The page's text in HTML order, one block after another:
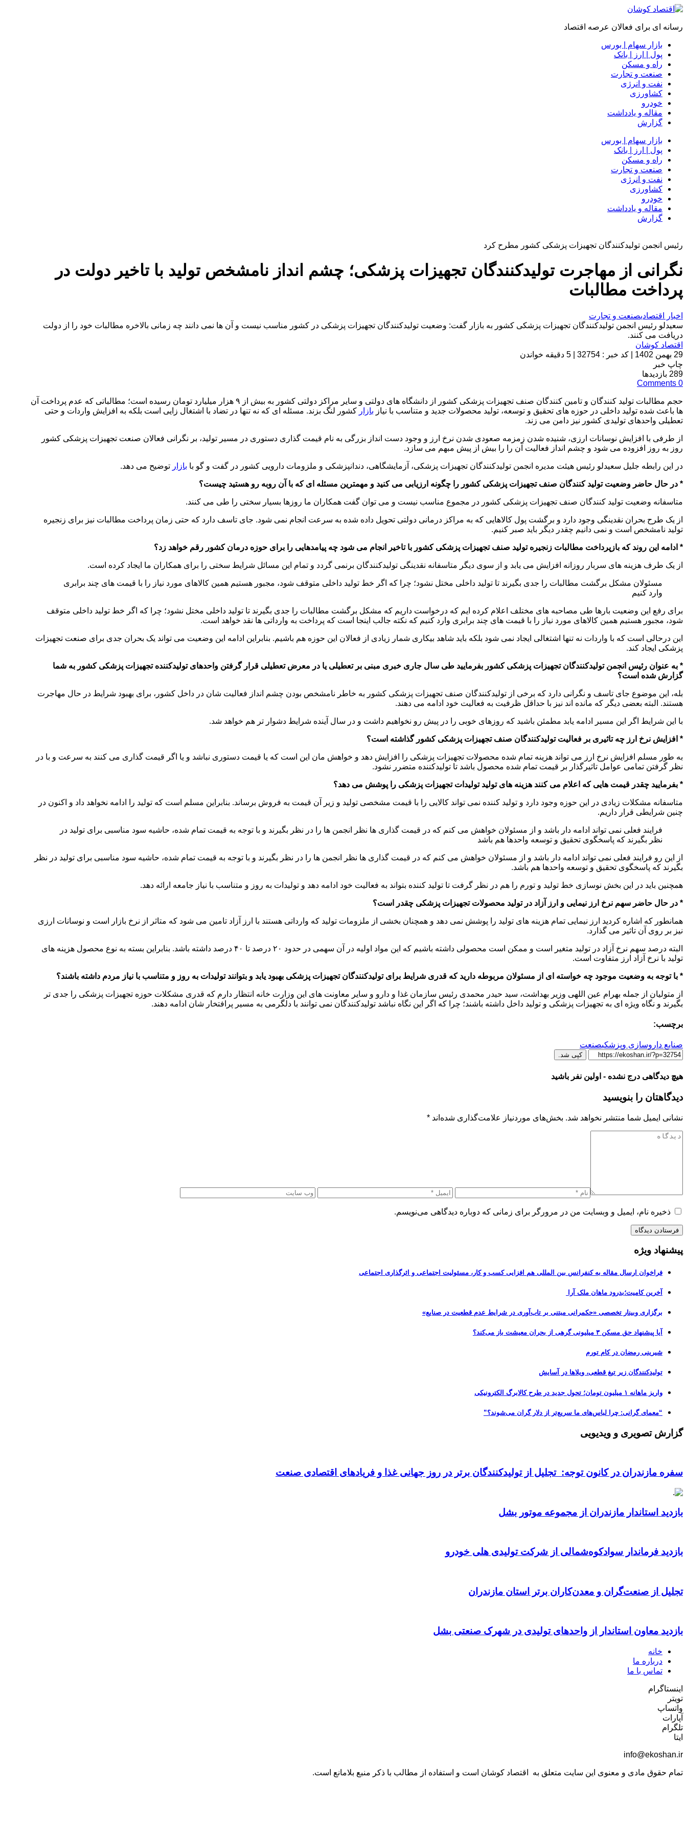
رسانه ای برای فعالان عرصه اقتصاد
بازار سهام | بورس
پول | ارز | بانک
راه و مسکن
صنعت و تجارت
نفت و انرژی
کشاورزی
خودرو
مقاله و یادداشت
گزارش
بازار سهام | بورس
پول | ارز | بانک
راه و مسکن
صنعت و تجارت
نفت و انرژی
کشاورزی
خودرو
مقاله و یادداشت
گزارش
رئیس انجمن تولیدکنندگان تجهیزات پزشکی کشور مطرح کرد
نگرانی از مهاجرت تولیدکنندگان تجهیزات پزشکی؛ چشم انداز نامشخص تولید با تاخیر دولت در
پرداخت مطالبات
اخبار اقتصادیصنعت و تجارت
سعیدلو رئیس انجمن تولیدکنندگان تجهیزات پزشکی کشور به بازار گفت: وضعیت تولیدکنندگان تجهیزات پزشکی در کشور مناسب نیست و آن ها نمی دانند چه زمانی بالاخره مطالبات خود را از دولت
دریافت می کنند.
اقتصاد کوشان
29 بهمن 1402
کد خبر : 32754
5 دقیقه خواندن
چاپ خبر
289 بازدیدها
0
Comments
حجم مطالبات تولید کنندگان و تامین کنندگان صنف تجهیزات پزشکی کشور از دانشگاه های دولتی و سایر مراکز دولتی کشور به بیش از ۹ هزار میلیارد تومان رسیده است؛ مطالباتی که عدم پرداخت آن
ها باعث شده تولید داخلی در حوزه های تحقیق و توسعه، تولید محصولات جدید و متناسب با نیاز بازار کشور لنگ بزند. مسئله ای که نه تنها در تضاد با اشتغال زایی است بلکه به افزایش واردات و حتی
تعطیلی واحدهای تولیدی کشور نیز دامن می زند.
از طرفی با افزایش نوسانات ارزی، شنیده شدن زمزمه صعودی شدن نرخ ارز و وجود دست انداز بزرگی به نام قیمت گذاری دستوری در مسیر تولید، بر نگرانی فعالان صنعت تجهیزات پزشکی کشور
روز به روز افزوده می شود و چشم انداز فعالیت آن را را بیش از پیش مبهم می سازد.
در این رابطه جلیل سعیدلو رئیس هیئت مدیره انجمن تولیدکنندگان تجهیزات پزشکی، آزمایشگاهی، دندانپزشکی و ملزومات دارویی کشور در گفت و گو با بازار توضیح می دهد.
* در حال حاضر وضعیت تولید کنندگان صنف تجهیزات پزشکی کشور را چگونه ارزیابی می کنید و مهمترین مسئله ای که با آن روبه رو هستید چیست؟
متاسفانه وضعیت تولید کنندگان صنف تجهیزات پزشکی کشور در مجموع مناسب نیست و می توان گفت همکاران ما روزها بسیار سختی را طی می کنند.
از یک طرح بحران نقدینگی وجود دارد و برگشت پول کالاهایی که به مراکز درمانی دولتی تحویل داده شده به سرعت انجام نمی شود. جای تاسف دارد که حتی زمان پرداخت مطالبات نیز برای زنجیره
تولید نامشخص است و نمی دانیم چقدر دیگر باید صبر کنیم.
* ادامه این روند که بازپرداخت مطالبات زنجیره تولید صنف تجهیزات پزشکی کشور با تاخیر انجام می شود چه پیامدهایی را برای حوزه درمان کشور رقم خواهد زد؟
از یک طرف هزینه های سربار روزانه افزایش می یابد و از سوی دیگر متاسفانه نقدینگی تولیدکنندگان برنمی گردد و تمام این مسائل شرایط سختی را برای همکاران ما ایجاد کرده است.
مسئولان مشکل برگشت مطالبات را جدی بگیرند تا تولید داخلی مختل نشود؛ چرا که اگر خط تولید داخلی متوقف شود، مجبور هستیم همین کالاهای مورد نیاز را با قیمت های چند برابری
وارد کنیم
برای رفع این وضعیت بارها طی مصاحبه های مختلف اعلام کرده ایم که درخواست داریم که مشکل برگشت مطالبات را جدی بگیرند تا تولید داخلی مختل نشود؛ چرا که اگر خط تولید داخلی متوقف
شود، مجبور هستیم همین کالاهای مورد نیاز را با قیمت های چند برابری وارد کنیم که نکته جالب اینجا است که پرداخت به وارداتی ها نقد خواهد است.
این درحالی است که با واردات نه تنها اشتغالی ایجاد نمی شود بلکه باید شاهد بیکاری شمار زیادی از فعالان این حوزه هم باشیم. بنابراین ادامه این وضعیت می تواند یک بحران جدی برای صنعت تجهیزات
پزشکی ایجاد کند.
* به عنوان رئیس انجمن تولیدکنندگان تجهیزات پزشکی کشور بفرمایید طی سال جاری خبری مبنی بر تعطیلی یا در معرض تعطیلی قرار گرفتن واحدهای تولیدکننده تجهیزات پزشکی کشور به شما
گزارش شده است؟
بله، این موضوع جای تاسف و نگرانی دارد که برخی از تولیدکنندگان صنف تجهیزات پزشکی کشور به خاطر نامشخص بودن چشم انداز فعالیت شان در داخل کشور، برای بهبود شرایط در حال مهاجرت
هستند. البته بعضی دیگر که مانده اند نیز با حداقل ظرفیت به فعالیت خود ادامه می دهند.
با این شرایط اگر این مسیر ادامه یابد مطمئن باشید که روزهای خوبی را در پیش رو نخواهیم داشت و در سال آینده شرایط دشوار تر هم خواهد شد.
* افزایش نرخ ارز چه تاثیری بر فعالیت تولیدکنندگان صنف تجهیزات پزشکی کشور گذاشته است؟
به طور مسلم افزایش نرخ ارز می تواند هزینه تمام شده محصولات تجهیزات پزشکی را افزایش دهد و خواهش مان این است که یا قیمت دستوری نباشد و یا اگر قیمت گذاری می کنند به سرعت و با در
نظر گرفتن تمامی عوامل تاثیرگذار بر قیمت تمام شده محصول باشد تا تولیدکننده متضرر نشود.
* بفرمایید چقدر قیمت هایی که اعلام می کنند هزینه های تولید تولیدات تجهیزات پزشکی را پوشش می دهد؟
متاسفانه مشکلات زیادی در این حوزه وجود دارد و تولید کننده نمی تواند کالایی را با قیمت مشخصی تولید و زیر آن قیمت به فروش برساند. بنابراین مسلم است که تولید را ادامه نخواهد داد و اکنون در
چنین شرایطی قرار داریم.
فرایند فعلی نمی تواند ادامه دار باشد و از مسئولان خواهش می کنم که در قیمت گذاری ها نظر انجمن ها را در نظر بگیرند و با توجه به قیمت تمام شده، حاشیه سود مناسبی برای تولید در
نظر بگیرند که پاسخگوی تحقیق و توسعه واحدها هم باشد
از این رو فرایند فعلی نمی تواند ادامه دار باشد و از مسئولان خواهش می کنم که در قیمت گذاری ها نظر انجمن ها را در نظر بگیرند و با توجه به قیمت تمام شده، حاشیه سود مناسبی برای تولید در نظر
بگیرند که پاسخگوی تحقیق و توسعه واحدها هم باشد.
همچنین باید در این بخش نوسازی خط تولید و تورم را هم در نظر گرفت تا تولید کننده بتواند به فعالیت خود ادامه دهد و تولیدات به روز و متناسب با نیاز جامعه ارائه دهد.
* در حال حاضر سهم نرخ ارز نیمایی و ارز آزاد در تولید محصولات تجهیزات پزشکی چقدر است؟
همانطور که اشاره کردید ارز نیمایی تمام هزینه های تولید را پوشش نمی دهد و همچنان بخشی از ملزومات تولید که وارداتی هستند با ارز آزاد تامین می شود که متاثر از نرخ بازار است و نوسانات ارزی
نیز بر روی آن تاثیر می گذارد.
البته درصد سهم نرخ آزاد در تولید متغیر است و ممکن است محصولی داشته باشیم که این مواد اولیه در آن سهمی در حدود ۲۰ درصد تا ۴۰ درصد داشته باشد. بنابراین بسته به نوع محصول هزینه های
تولید با نرخ آزاد ارز متفاوت است.
* با توجه به وضعیت موجود چه خواسته ای از مسئولان مربوطه دارید که قدری شرایط برای تولیدکنندگان تجهیزات پزشکی بهبود یابد و بتوانند تولیدات به روز و متناسب با نیاز مردم داشته باشند؟
از متولیان از جمله بهرام عین اللهی وزیر بهداشت، سید حیدر محمدی رئیس سازمان غذا و دارو و سایر معاونت های این وزارت خانه انتظار دارم که قدری مشکلات حوزه تجهیزات پزشکی را جدی تر
بگیرند و نگاه ویژه ای به تجهیزات پزشکی و تولید داخل داشته باشند؛ چرا که اگر این نگاه نباشد تولیدکنندگان نمی توانند با دلگرمی به مسیر پرافتخار شان ادامه دهند.
برچسب:
صنایع داروسازی وپزشکیصنعت
کپی شد.
هیچ دیدگاهی درج نشده - اولین نفر باشید
دیدگاهتان را بنویسید
نشانی ایمیل شما منتشر نخواهد شد. بخش‌های موردنیاز علامت‌گذاری شده‌اند *
ذخیره نام، ایمیل و وبسایت من در مرورگر برای زمانی که دوباره دیدگاهی می‌نویسم.
پیشنهاد ویژه
فراخوان ارسال مقاله به کنفرانس بین المللی هم افزایی کسب و کار، مسئولیت اجتماعی و اثرگذاری اجتماعی
آخرین کامیت؛بدرود ماهان ملک آرا
برگزاری وبینار تخصصی «حکمرانی مبتنی بر تاب‌آوری در شرایط عدم قطعیت در صنایع»
آیا پیشنهاد حق مسکن ۳ میلیونی گرهی از بحران معیشت باز می‌کند؟
شیرینی رمضان در کام تورم
تولیدکنندگان زیر تیغ قطعی، ویلاها در آسایش
واریز ماهانه ۱ میلیون تومان؛ تحول جدید در طرح کالابرگ الکترونیکی
“معمای گرانی: چرا لباس‌های ما سریع‌تر از دلار گران می‌شوند؟”
گزارش تصویری و ویدیویی
سفره مازندران در کانون توجه: تجلیل از تولیدکنندگان برتر در روز جهانی غذا و فریادهای اقتصادی صنعت
بازدید استاندار مازندران از مجموعه موتور بشل
بازدید فرماندار سوادکوه‌شمالی از شرکت تولیدی هلی خودرو
تجلیل از صنعت‌گران و معدن‌کاران برتر استان مازندران
بازدید معاون استاندار از واحدهای تولیدی در شهرک صنعتی بشل
خانه
درباره ما
تماس با ما
اینستاگرام
تویتر
واتساپ
آپارات
تلگرام
ایتا
info@ekoshan.ir
تمام حقوق مادی و معنوی این سایت متعلق به اقتصاد کوشان است و استفاده از مطالب با ذکر منبع بلامانع است.